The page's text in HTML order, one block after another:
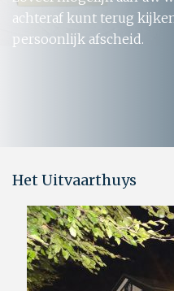
achteraf kunt terug
persoonlijk afscheid.
Het Uitvaarthuys